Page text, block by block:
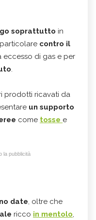
soprattutto in
contro il
eccesso di gas e per
.
prodotti ricavati da
un supporto
come tosse e
la pubblicità
date, oltre che
ricco in mentolo,